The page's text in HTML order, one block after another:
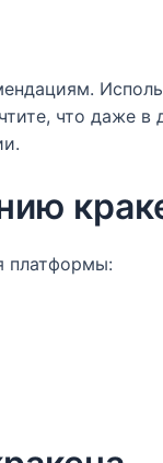
что даже
платформы: